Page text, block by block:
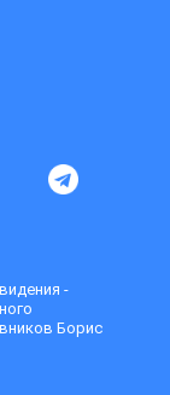
-
Борис